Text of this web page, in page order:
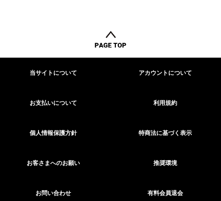
当サイトについて アカウントについて
お支払いについて 利用規約
個人情報保護方針 特商法に基づく表示
お客さまへのお願い 推奨環境
お問い合わせ 有料会員退会